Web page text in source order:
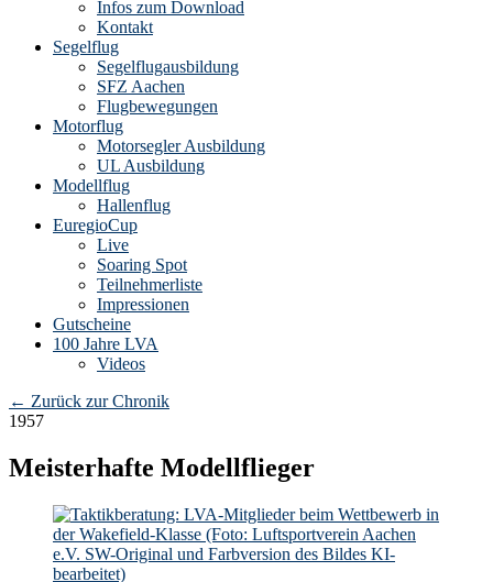
Infos zum Download
Kontakt
Segelflug
Segelflugausbildung
SFZ Aachen
Flugbewegungen
Motorflug
Motorsegler Ausbildung
UL Ausbildung
Modellflug
Hallenflug
EuregioCup
Live
Soaring Spot
Teilnehmerliste
Impressionen
Gutscheine
100 Jahre LVA
Videos
← Zurück zur Chronik
1957
Meisterhafte Modellflieger